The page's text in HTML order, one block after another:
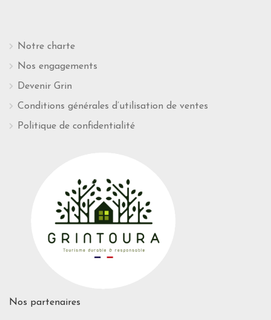
Notre charte
Nos engagements
Devenir Grin
Conditions générales d’utilisation de ventes
Politique de confidentialité
Nos partenaires